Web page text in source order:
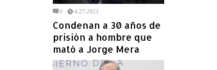
0 4-27-2023
Condenan a 30 años de
prisión a hombre que
mató a Jorge Mera